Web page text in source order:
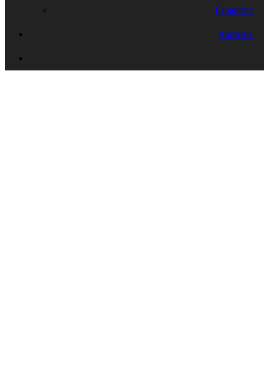
Гарантия
Корзина